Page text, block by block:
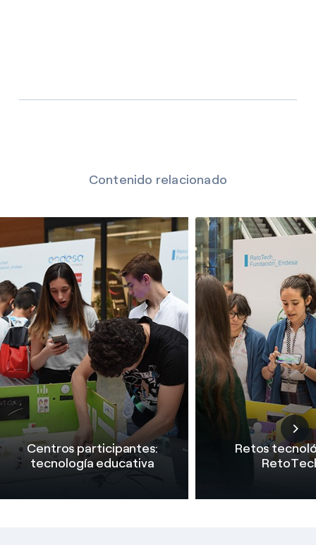
Contenido relacionado
Centros participantes:
tecnología educativa
Retos